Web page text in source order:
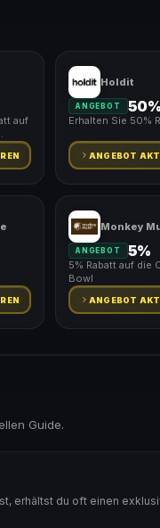
auf
Holdit
ANGEBOT 50%
Erhalten Sie 50%
ANGEBOT
Monkey
ANGEBOT 5%
5% Rabatt auf die
Bowl
ANGEBOT
Guide.
erhältst du oft einen